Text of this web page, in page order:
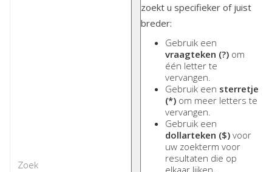
zoekt u specifieker of juist
breder:
Gebruik een
vraagteken (?) om
één letter te
vervangen.
Gebruik een sterretje
(*) om meer letters te
vervangen.
Gebruik een
dollarteken ($) voor
uw zoekterm voor
resultaten die op
elkaar lijken.